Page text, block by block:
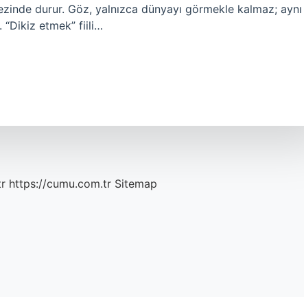
durur. Göz, yalnızca dünyayı görmekle kalmaz; aynı
“Dikiz etmek” fiili…
https://cumu.com.tr Sitemap